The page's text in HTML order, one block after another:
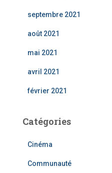
septembre 2021
août 2021
mai 2021
avril 2021
février 2021
Catégories
Cinéma
Communauté